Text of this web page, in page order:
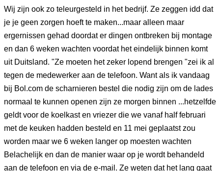
Wij zijn ook zo teleurgesteld in het bedrijf. Ze zeggen idd dat
je je geen zorgen hoeft te maken...maar alleen maar
ergernissen gehad doordat er dingen ontbreken bij montage
en dan 6 weken wachten voordat het eindelijk binnen komt
uit Duitsland. "Ze moeten het zeker lopend brengen "zei ik al
tegen de medewerker aan de telefoon. Want als ik vandaag
bij Bol.com de scharnieren bestel die nodig zijn om de lades
normaal te kunnen openen zijn ze morgen binnen ...hetzelfde
geldt voor de koelkast en vriezer die we vanaf half februari
met de keuken hadden besteld en 11 mei geplaatst zou
worden maar we 6 weken langer op moesten wachten
Belachelijk en dan de manier waar op je wordt behandeld
aan de telefoon en via de e-mail. Ze weten dat het lang gaat